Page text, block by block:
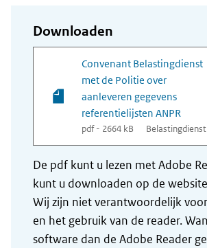
Downloaden
Convenant Belastingdienst
met de Politie over
aanleveren gegevens
referentielijsten ANPR
pdf - 2664 kB Belastingdienst
De pdf kunt u lezen met Adobe
kunt u downloaden op de
Wij zijn niet verantwoordelijk
en het gebruik van de reader.
software dan de Adobe Reader